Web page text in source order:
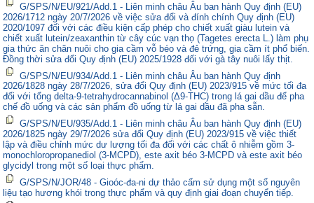
G/SPS/N/EU/921/Add.1 - Liên minh châu Âu ban hành Quy định (EU)
2026/1712 ngày 20/7/2026 về việc sửa đổi và đính chính Quy định (EU)
2020/1097 đối với các điều kiện cấp phép cho chiết xuất giàu lutein và
chiết xuất lutein/zeaxanthin từ cây cúc vạn thọ (Tagetes erecta L.) làm phụ
gia thức ăn chăn nuôi cho gia cầm vỗ béo và đẻ trứng, gia cầm ít phổ biến.
Đồng thời sửa đổi Quy định (EU) 2025/1928 đối với gà tây nuôi lấy thịt.
G/SPS/N/EU/934/Add.1 - Liên minh châu Âu ban hành Quy định
2026/1828 ngày 28/7/2026, sửa đổi Quy định (EU) 2023/915 về mức tối đa
đối với tổng delta-9-tetrahydrocannabinol (Δ9-THC) trong lá gai dầu để pha
chế đồ uống và các sản phẩm đồ uống từ lá gai dầu đã pha sẵn.
G/SPS/N/EU/935/Add.1 - Liên minh châu Âu ban hành Quy định (EU)
2026/1825 ngày 29/7/2026 sửa đổi Quy định (EU) 2023/915 về việc thiết
lập và điều chỉnh mức dư lượng tối đa đối với các chất ô nhiễm gồm 3-
monochloropropanediol (3-MCPD), este axit béo 3-MCPD và este axit béo
glycidyl trong một số loại thực phẩm.
G/SPS/N/JOR/48 - Gioóc-đa-ni dự thảo cấm sử dụng một số nguyên
liệu tạo hương khói trong thực phẩm và quy định giai đoạn chuyển tiếp.